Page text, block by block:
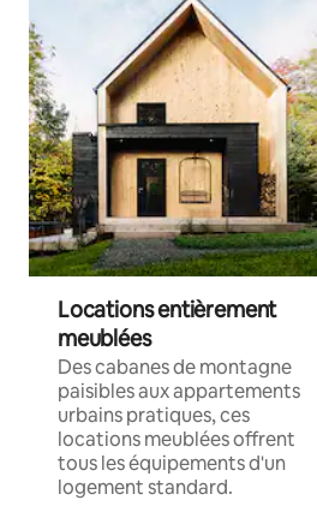
Locations entièrement
meublées
Des cabanes de montagne
paisibles aux appartements
urbains pratiques, ces
locations meublées offrent
tous les équipements d'un
logement standard.